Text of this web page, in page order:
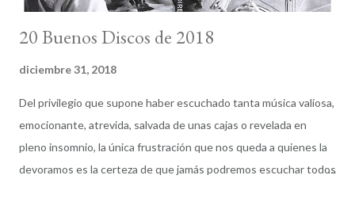
20 Buenos Discos de 2018
diciembre 31, 2018
Del privilegio que supone haber escuchado tanta música valiosa,
emocionante, atrevida, salvada de unas cajas o revelada en
pleno insomnio, la única frustración que nos queda a quienes la
devoramos es la certeza de que jamás podremos escuchar todos